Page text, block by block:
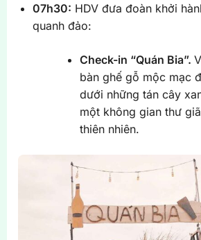
07h30: HDV đưa đoàn khởi
quanh đảo:
Check-in “Quán Bia”.
bàn ghế gỗ mộc mạc
dưới những tán cây
một không gian thư
thiên nhiên.